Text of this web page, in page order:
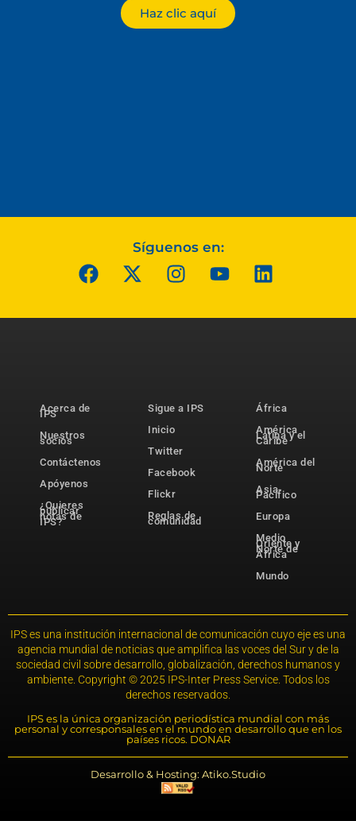
Haz clic aquí
Síguenos en:
Acerca de
IPS
Nuestros
socios
Contáctenos
Apóyenos
¿Quieres
publicar
notas de
IPS?
Sigue a IPS
Inicio
Twitter
Facebook
Flickr
Reglas de
comunidad
África
América
Latina y el
Caribe
América del
Norte
Asia-
Pacífico
Europa
Medio
Oriente y
Norte de
África
Mundo
IPS es una institución internacional de comunicación cuyo eje es una
agencia mundial de noticias que amplifica las voces del Sur y de la
sociedad civil sobre desarrollo, globalización, derechos humanos y
ambiente. Copyright © 2025 IPS-Inter Press Service. Todos los
derechos reservados.
IPS es la única organización periodística mundial con más
personal y corresponsales en el mundo en desarrollo que en los
países ricos. DONAR
Desarrollo & Hosting: Atiko.Studio